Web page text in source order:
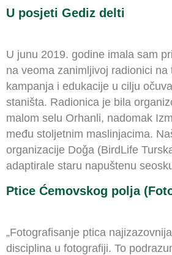
U posjeti Gediz delti
U junu 2019. godine imala sam
na veoma zanimljivoj radionici na
kampanja i edukacije u cilju
staništa. Radionica je bila
malom selu Orhanli, nadomak
među stoljetnim maslinjacima.
organizacije Doǧa (BirdLife
adaptirale staru napuštenu
Ptice Ćemovskog polja
„Fotografisanje ptica
disciplina u fotografiji. To